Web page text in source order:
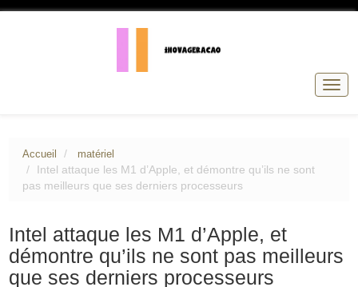
Accueil matériel
Intel attaque les M1 d’Apple, et démontre qu’ils ne sont
pas meilleurs que ses derniers processeurs
Intel attaque les M1 d’Apple, et
démontre qu’ils ne sont pas meilleurs
que ses derniers processeurs